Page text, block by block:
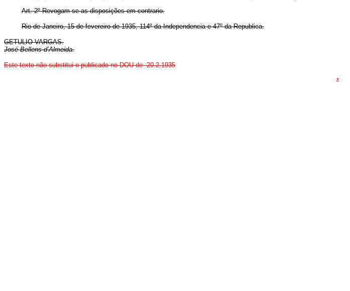
Art.2º Revogam-se as disposições em contrario.
Rio de Janeiro, 15 de fevereiro de 1935, 114º da Independencia e 47º da Republica.
GETULIO VARGAS.
José Bellens d’Almeida.
Este texto não substitui o publicado no DOU de 20.2.1935
*